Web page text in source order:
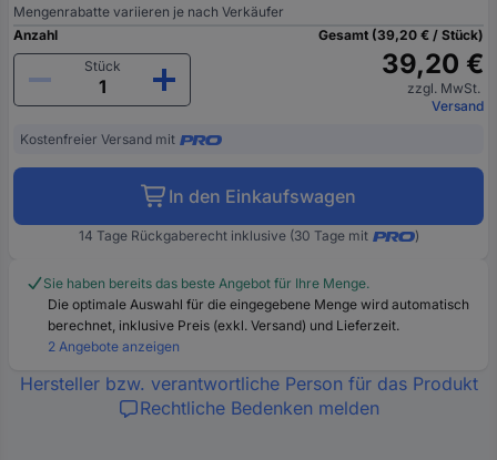
Mengenrabatte variieren je nach Verkäufer
Anzahl
Stück
Gesamt (39,20 € / Stück)
39,20 €
zzgl. MwSt.
Versand
Kostenfreier Versand mit
In den Einkaufswagen
14 Tage Rückgaberecht inklusive (30 Tage mit )
Sie haben bereits das beste Angebot für Ihre Menge.
Die optimale Auswahl für die eingegebene Menge wird automatisch
berechnet, inklusive Preis (exkl. Versand) und Lieferzeit.
2 Angebote anzeigen
Hersteller bzw. verantwortliche Person für das Produkt
Rechtliche Bedenken melden